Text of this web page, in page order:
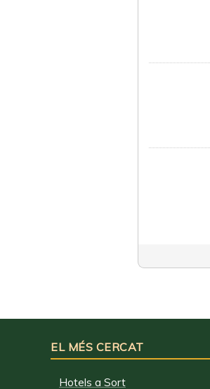
EL MÉS CERCAT
Hotels a Sort